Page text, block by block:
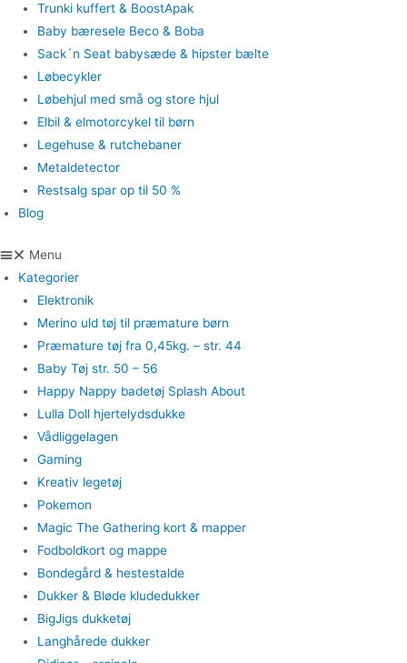
Trunki kuffert & BoostApak
Baby bæresele Beco & Boba
Sack´n Seat babysæde & hipster bælte
Løbecykler
Løbehjul med små og store hjul
Elbil & elmotorcykel til børn
Legehuse & rutchebaner
Metaldetector
Restsalg spar op til 50 %
Blog
Menu
Kategorier
Elektronik
Merino uld tøj til præmature børn
Præmature tøj fra 0,45kg. – str. 44
Baby Tøj str. 50 – 56
Happy Nappy badetøj Splash About
Lulla Doll hjertelydsdukke
Vådliggelagen
Gaming
Kreativ legetøj
Pokemon
Magic The Gathering kort & mapper
Fodboldkort og mappe
Bondegård & hestestalde
Dukker & Bløde kludedukker
BigJigs dukketøj
Langhårede dukker